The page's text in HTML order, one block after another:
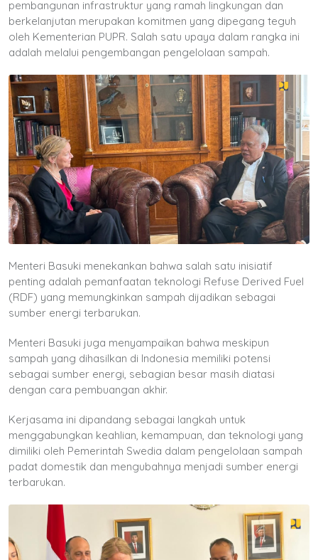
pembangunan infrastruktur yang ramah lingkungan dan
berkelanjutan merupakan komitmen yang dipegang teguh
oleh Kementerian PUPR. Salah satu upaya dalam rangka ini
adalah melalui pengembangan pengelolaan sampah.
Menteri Basuki menekankan bahwa salah satu inisiatif
penting adalah pemanfaatan teknologi Refuse Derived Fuel
(RDF) yang memungkinkan sampah dijadikan sebagai
sumber energi terbarukan.
Menteri Basuki juga menyampaikan bahwa meskipun
sampah yang dihasilkan di Indonesia memiliki potensi
sebagai sumber energi, sebagian besar masih diatasi
dengan cara pembuangan akhir.
Kerjasama ini dipandang sebagai langkah untuk
menggabungkan keahlian, kemampuan, dan teknologi yang
dimiliki oleh Pemerintah Swedia dalam pengelolaan sampah
padat domestik dan mengubahnya menjadi sumber energi
terbarukan.